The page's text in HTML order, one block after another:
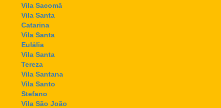
Vila Sacomã
Vila Santa
Catarina
Vila Santa
Eulália
Vila Santa
Tereza
Vila Santana
Vila Santo
Stefano
Vila São João